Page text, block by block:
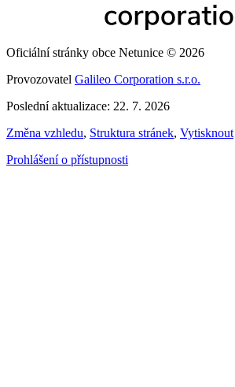
Oficiální stránky obce Netunice © 2026
Provozovatel Galileo Corporation s.r.o.
Poslední aktualizace: 22. 7. 2026
Změna vzhledu, Struktura stránek, Vytisknout
Prohlášení o přístupnosti